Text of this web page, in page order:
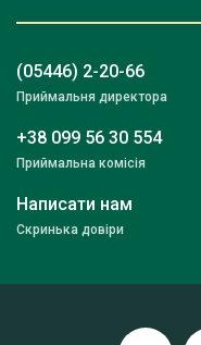
(05446) 2-20-66
Приймальня директора
+38 099 56 30 554
Приймальна комісія
Написати нам
Скринька довіри